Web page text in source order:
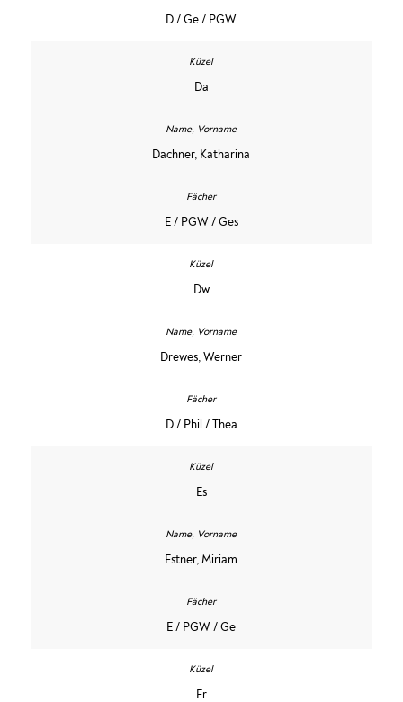
D / Ge / PGW
Da
Dachner, Katharina
E / PGW / Ges
Dw
Drewes, Werner
D / Phil / Thea
Es
Estner, Miriam
E / PGW / Ge
Fr